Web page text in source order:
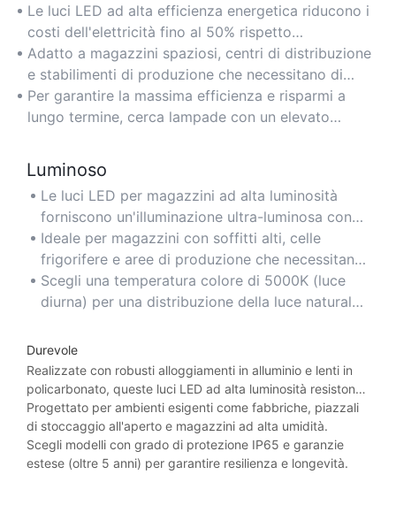
Le luci LED ad alta efficienza energetica riducono i
costi dell'elettricità fino al 50% rispetto
all'illuminazione tradizionale dei magazzini,
rendendole ideali per strutture su larga scala che
mirano a ridurre le spese operative.
Adatto a magazzini spaziosi, centri di distribuzione
e stabilimenti di produzione che necessitano di
un'illuminazione continua ed economica.
Per garantire la massima efficienza e risparmi a
lungo termine, cerca lampade con un elevato
certificazione Energy Star.
Luminoso
Le luci LED per magazzini ad alta luminosità
forniscono un'illuminazione ultra-luminosa con
potenze superiori a 50.000 lumen, eliminando le
ombre e garantendo una copertura uniforme in
spazi ampi.
Ideale per magazzini con soffitti alti, celle
frigorifere e aree di produzione che necessitano
di una visibilità chiara e senza riflessi.
Scegli una temperatura colore di 5000K (luce
diurna) per una distribuzione della luce naturale
Durevole
Realizzate con robusti alloggiamenti in alluminio e lenti in
policarbonato, queste luci LED ad alta luminosità resistono
agli urti, alla polvere e all'umidità negli ambienti industriali
più difficili.
Progettato per ambienti esigenti come fabbriche, piazzali
di stoccaggio all'aperto e magazzini ad alta umidità.
Scegli modelli con grado di protezione IP65 e garanzie
estese (oltre 5 anni) per garantire resilienza e longevità.